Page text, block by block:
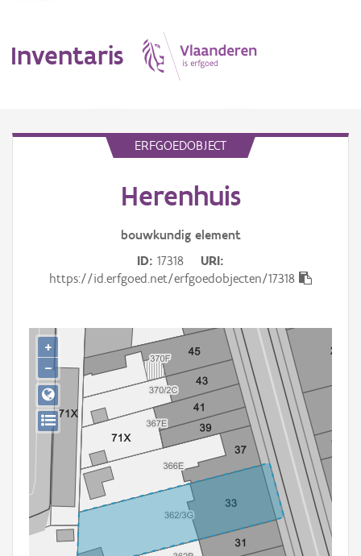
Inventaris
Gebeurtenis
Persoon of collectief
Downloads
Hergebruik
Aanmelden
ERFGOEDOBJECT
Herenhuis
bouwkundig element
ID 17318
URI
https://id.erfgoed.net/erfgoedobjecten/17318
+
−